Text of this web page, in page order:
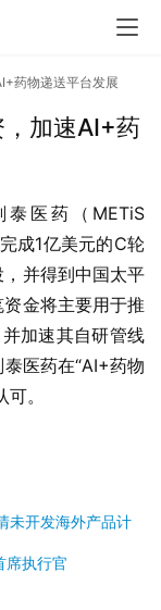
药物递送平台发展
加速AI+药
医药（METiS
成1亿美元的C轮
并得到中国太平
金将主要用于推
加速其自研管线
医药在“AI+药物
。
未开发海外产品计
席执行官